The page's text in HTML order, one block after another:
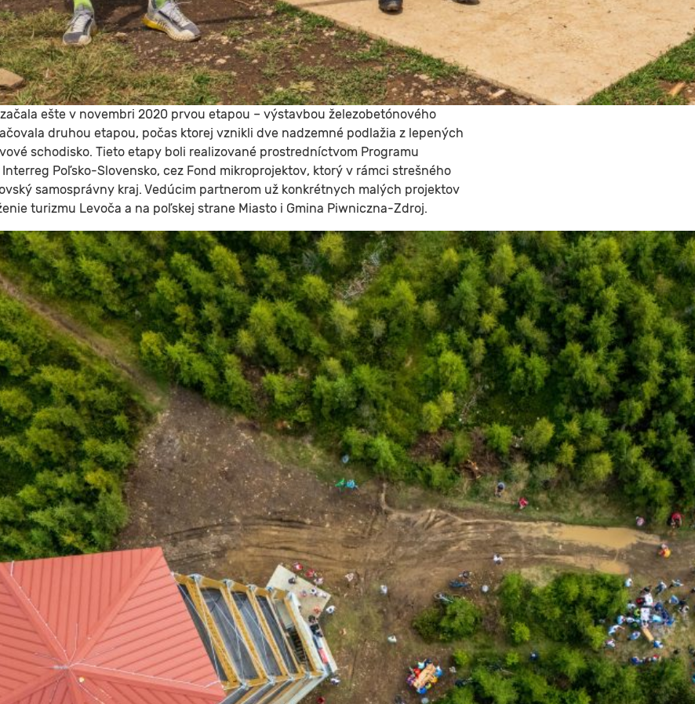
ešte v novembri 2020 prvou etapou – výstavbou železobetónového
druhou etapou, počas ktorej vznikli dve nadzemné podlažia z lepených
schodisko. Tieto etapy boli realizované prostredníctvom Programu
Poľsko-Slovensko, cez Fond mikroprojektov, ktorý v rámci strešného
samosprávny kraj. Vedúcim partnerom už konkrétnych malých projektov
turizmu Levoča a na poľskej strane Miasto i Gmina Piwniczna-Zdroj.